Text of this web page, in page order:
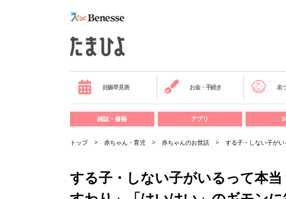
妊娠早見表 お金・手続き 名
雑誌・書籍 アプリ
トップ 赤ちゃん・育児 赤ちゃんのお世話 する子・しない子が
する子・しない子がいるって本